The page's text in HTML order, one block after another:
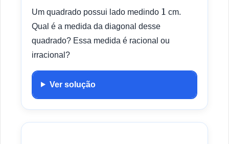
Um quadrado possui lado medindo 1 cm.
Qual é a medida da diagonal desse
quadrado? Essa medida é racional ou
irracional?
Ver solução